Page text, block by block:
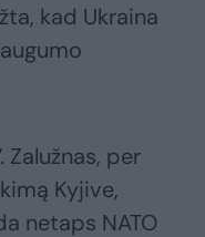
kad Ukraina
Zalužnas, per
Kyjive,
netaps NATO